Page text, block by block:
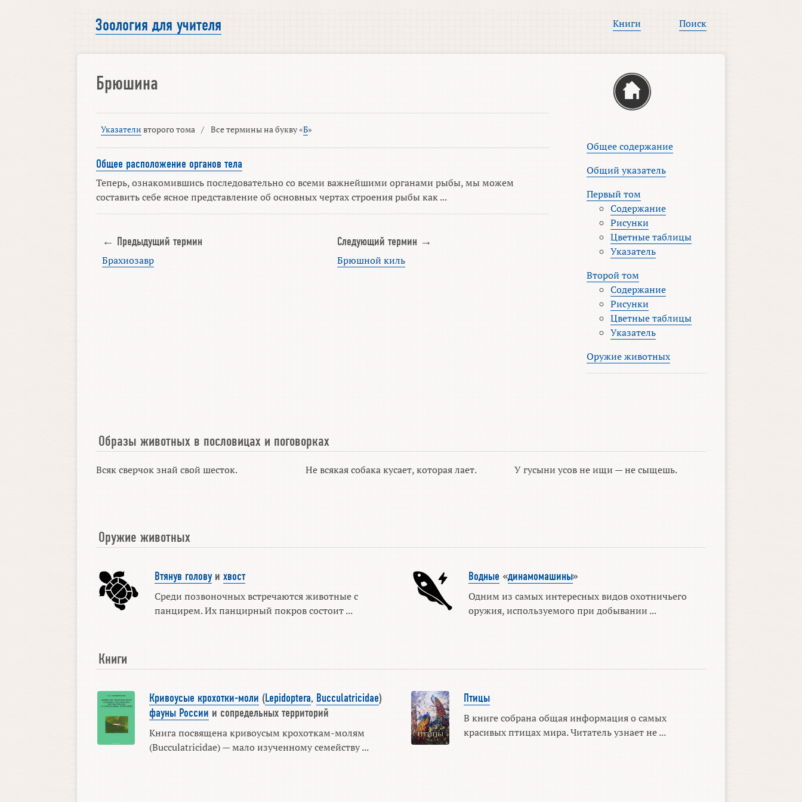
Зоология для учителя Книги Поиск
Брюшина
Указатели второго тома / Все термины на букву «Б»
Общее расположение органов тела
Теперь, ознакомившись последовательно со всеми важнейшими органами рыбы, мы можем
составить себе ясное представление об основных чертах строения рыбы как ...
← Предыдущий термин
Брахиозавр
Следующий термин →
Брюшной киль
Общее содержание
Общий указатель
Первый том
Содержание
Рисунки
Цветные таблицы
Указатель
Второй том
Содержание
Рисунки
Цветные таблицы
Указатель
Оружие животных
Образы животных в пословицах и поговорках
Всяк сверчок знай свой шесток. Не всякая собака кусает, которая лает. У гусыни усов не ищи — не сыщешь.
Оружие животных
Втянув головуи хвост
Среди позвоночных встречаются животные с
панцирем. Их панцирный покров состоит ...
Водные «динамомашины»
Одним из самых интересных видов охотничьего
оружия, используемого при добывании ...
Книги
Кривоусые крохотки-моли (Lepidoptera, Bucculatricidae)
фауны России и сопредельных территорий
Книга посвящена кривоусым крохоткам-молям
(Bucculatricidae) — мало изученному семейству ...
Птицы
В книге собрана общая информация о самых
красивых птицах мира. Читатель узнает не ...